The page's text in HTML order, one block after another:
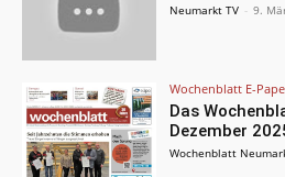
Neumarkt TV - 9.
Wochenblatt E-
Das
Dezember
Wochenblatt